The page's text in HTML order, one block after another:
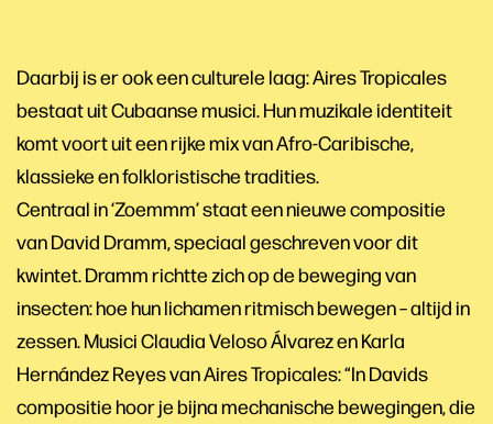
Daarbij is er ook een culturele laag: Aires Tropicales
bestaat uit Cubaanse musici. Hun muzikale identiteit
komt voort uit een rijke mix van Afro-Caribische,
klassieke en folkloristische tradities.
Centraal in ‘Zoemmm’ staat een nieuwe compositie
van David Dramm, speciaal geschreven voor dit
kwintet. Dramm richtte zich op de beweging van
insecten: hoe hun lichamen ritmisch bewegen – altijd in
zessen. Musici Claudia Veloso Álvarez en Karla
Hernández Reyes van Aires Tropicales: “In Davids
compositie hoor je bijna mechanische bewegingen, die